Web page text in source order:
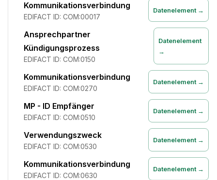
Kommunikationsverbindung
EDIFACT ID: COM:00017
Datenelement →
Ansprechpartner
Kündigungsprozess
EDIFACT ID: COM:0150
Datenelement
→
Kommunikationsverbindung
EDIFACT ID: COM:0270
Datenelement →
MP - ID Empfänger
EDIFACT ID: COM:0510
Datenelement →
Verwendungszweck
EDIFACT ID: COM:0530
Datenelement →
Kommunikationsverbindung
EDIFACT ID: COM:0630
Datenelement →